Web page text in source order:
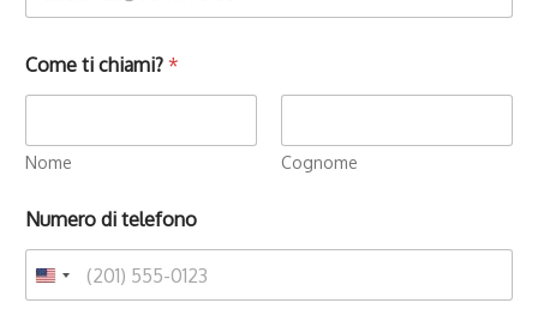
Come ti chiami? *
Nome Cognome
Numero di telefono